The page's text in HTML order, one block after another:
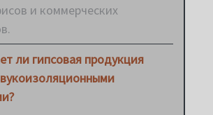
и коммерческих
ли гипсовая продукция